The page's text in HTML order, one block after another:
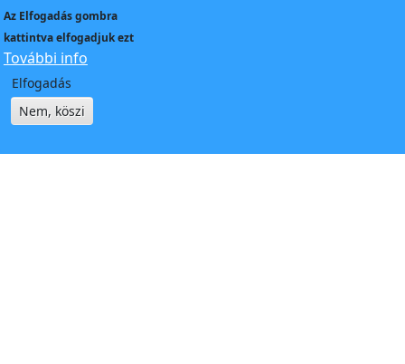
Az Elfogadásgombra
kattintva elfogadjuk ezt
További info
Elfogadás
Nem, köszi